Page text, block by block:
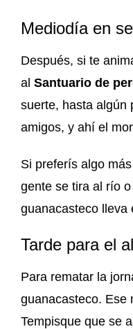
Mediodía en
Después, si te
al Santuario de
suerte, hasta algún
amigos, y ahí el
Si preferís algo
gente se tira al río
guanacasteco lleva
Tarde para el
Para rematar la
guanacasteco. Ese
Tempisque que se